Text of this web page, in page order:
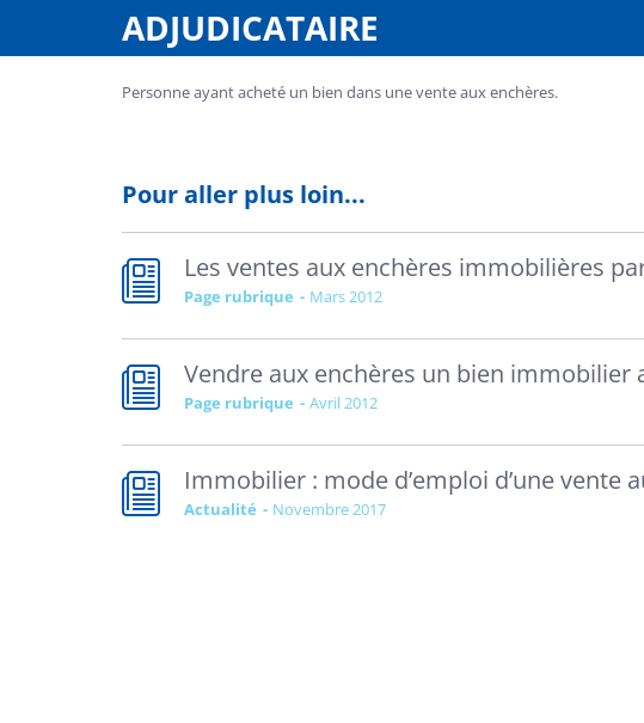
ADJUDICATAIRE
Personne ayant acheté un bien dans une vente aux enchères.
Pour aller plus loin...
Les ventes aux enchères immobilières
Page rubrique mars 2012
Vendre aux enchères un bien immobilier
Page rubrique avril 2012
Immobilier : mode d’emploi d’une vente
Actualité novembre 2017